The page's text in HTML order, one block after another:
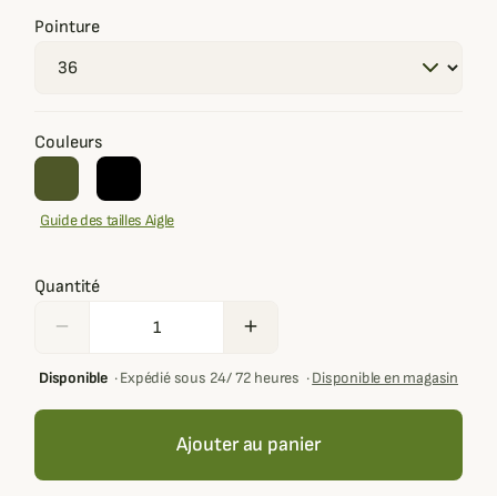
Pointure
Couleurs
Guide des tailles Aigle
Quantité
remove add
Disponible·Expédié sous 24/ 72 heures ·Disponible en magasin
Ajouter au panier